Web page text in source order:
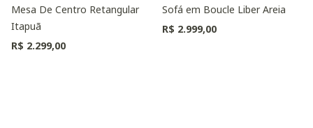
Mesa De Centro Retangular
Itapuã
R$ 2.299,00
Sofá em Boucle Liber Areia
R$ 2.999,00